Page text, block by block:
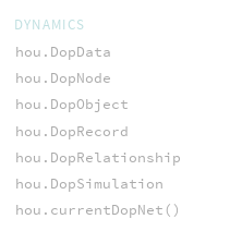
DYNAMICS
hou.DopData
hou.DopNode
hou.DopObject
hou.DopRecord
hou.DopRelationship
hou.DopSimulation
hou.currentDopNet()